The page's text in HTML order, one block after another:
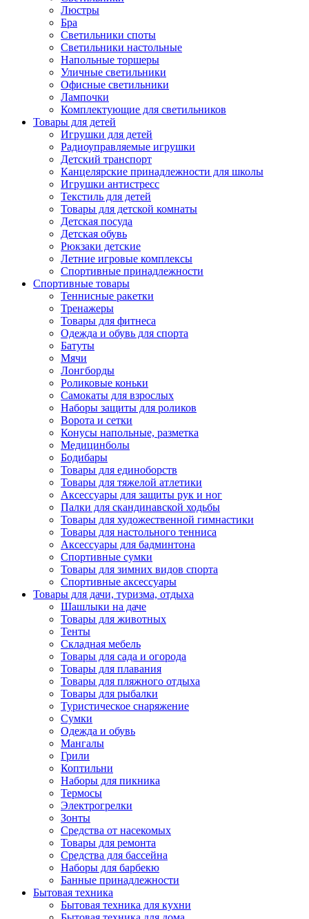
Люстры
Бра
Светильники споты
Светильники настольные
Напольные торшеры
Уличные светильники
Офисные светильники
Лампочки
Комплектующие для светильников
Товары для детей
Игрушки для детей
Радиоуправляемые игрушки
Детский транспорт
Канцелярские принадлежности для школы
Игрушки антистресс
Текстиль для детей
Товары для детской комнаты
Детская посуда
Детская обувь
Рюкзаки детские
Летние игровые комплексы
Спортивные принадлежности
Спортивные товары
Теннисные ракетки
Тренажеры
Товары для фитнеса
Одежда и обувь для спорта
Батуты
Мячи
Лонгборды
Роликовые коньки
Самокаты для взрослых
Наборы защиты для роликов
Ворота и сетки
Конусы напольные, разметка
Медицинболы
Бодибары
Товары для единоборств
Товары для тяжелой атлетики
Аксессуары для защиты рук и ног
Палки для скандинавской ходьбы
Товары для художественной гимнастики
Товары для настольного тенниса
Аксессуары для бадминтона
Спортивные сумки
Товары для зимних видов спорта
Спортивные аксессуары
Товары для дачи, туризма, отдыха
Шашлыки на даче
Товары для животных
Тенты
Складная мебель
Товары для сада и огорода
Товары для плавания
Товары для пляжного отдыха
Товары для рыбалки
Туристическое снаряжение
Сумки
Одежда и обувь
Мангалы
Грили
Коптильни
Наборы для пикника
Термосы
Электрогрелки
Зонты
Средства от насекомых
Товары для ремонта
Средства для бассейна
Наборы для барбекю
Банные принадлежности
Бытовая техника
Бытовая техника для кухни